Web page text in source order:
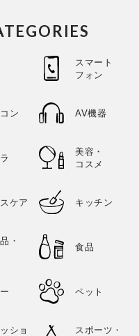
スマート
フォン
ン AV機器
美容・
コスメ
ケア キッチン
・
食品
ペット
ショ
スポーツ・